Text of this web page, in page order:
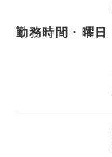
勤務時間・曜日